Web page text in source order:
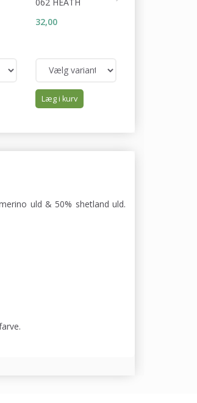
32,00
Læg i kurv
uld & 50% shetland uld.